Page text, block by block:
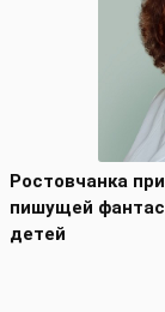
Ростовчанка
пишущей
детей